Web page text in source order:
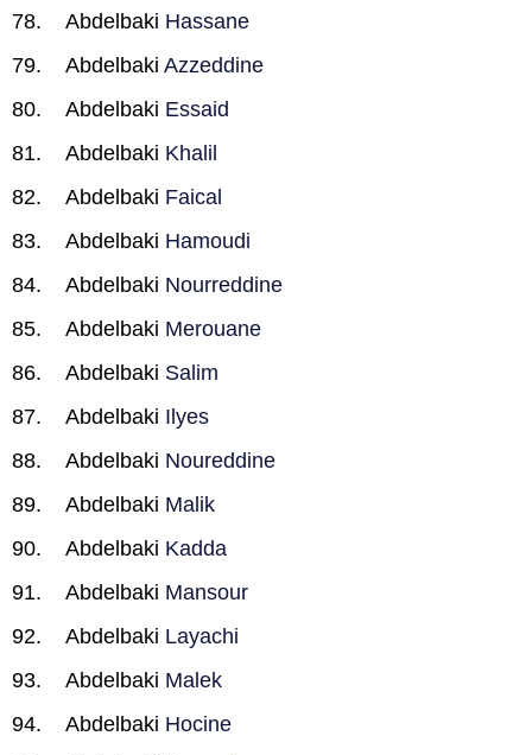
Abdelbaki Hassane
Abdelbaki Azzeddine
Abdelbaki Essaid
Abdelbaki Khalil
Abdelbaki Faical
Abdelbaki Hamoudi
Abdelbaki Nourreddine
Abdelbaki Merouane
Abdelbaki Salim
Abdelbaki Ilyes
Abdelbaki Noureddine
Abdelbaki Malik
Abdelbaki Kadda
Abdelbaki Mansour
Abdelbaki Layachi
Abdelbaki Malek
Abdelbaki Hocine